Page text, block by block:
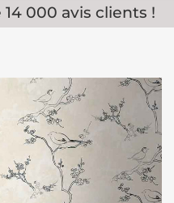
14 000 avis clients !